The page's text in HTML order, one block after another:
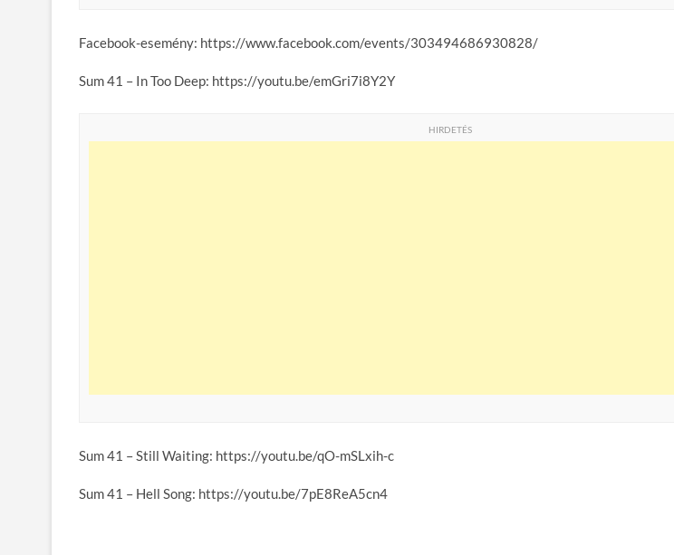
Facebook-esemény: https://www.facebook.com/events/303494686930828/
Sum 41 – In Too Deep: https://youtu.be/emGri7i8Y2Y
HIRDETÉS
Sum 41 – Still Waiting: https://youtu.be/qO-mSLxih-c
Sum 41 – Hell Song: https://youtu.be/7pE8ReA5cn4